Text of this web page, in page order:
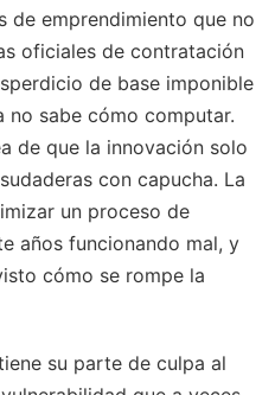
de emprendimiento que no
oficiales de contratación
de base imponible
no sabe cómo computar.
de que la innovación solo
con capucha. La
un proceso de
años funcionando mal, y
cómo se rompe la
su parte de culpa al